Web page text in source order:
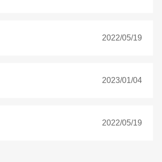
2022/05/19
2023/01/04
2022/05/19